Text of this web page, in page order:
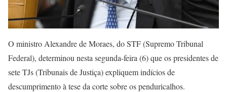
O ministro Alexandre de Moraes, do STF (Supremo Tribunal
Federal), determinou nesta segunda-feira (6) que os presidentes de
sete TJs (Tribunais de Justiça) expliquem indícios de
descumprimento à tese da corte sobre os penduricalhos.